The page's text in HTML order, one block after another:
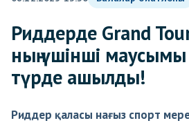
Риддерде Grand
ның үшінші
түрде ашылды!
Риддер қаласы нағыз спорт